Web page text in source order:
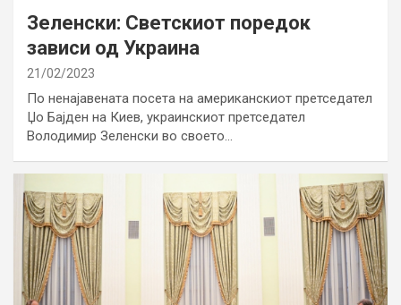
Зеленски: Светскиот поредок
зависи од Украина
21/02/2023
По ненајавената посета на американскиот претседател
Џо Бајден на Киев, украинскиот претседател
Володимир Зеленски во своето…